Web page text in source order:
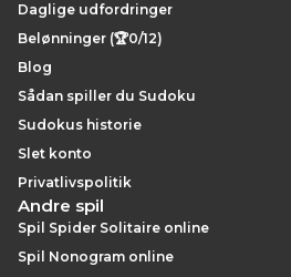
Daglige udfordringer
Belønninger (🏆0/12)
Blog
Sådan spiller du Sudoku
Sudokus historie
Slet konto
Privatlivspolitik
Andre spil
Spil Spider Solitaire online
Spil Nonogram online